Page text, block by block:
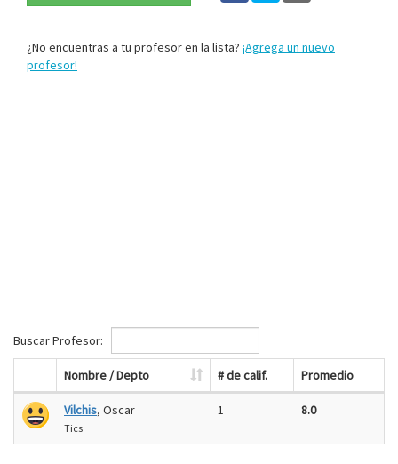
¿No encuentras a tu profesor en la lista? ¡Agrega un nuevo
profesor!
Buscar Profesor:
Nombre / Depto # de calif. Promedio
Vilchis, Oscar
Tics
1 8.0